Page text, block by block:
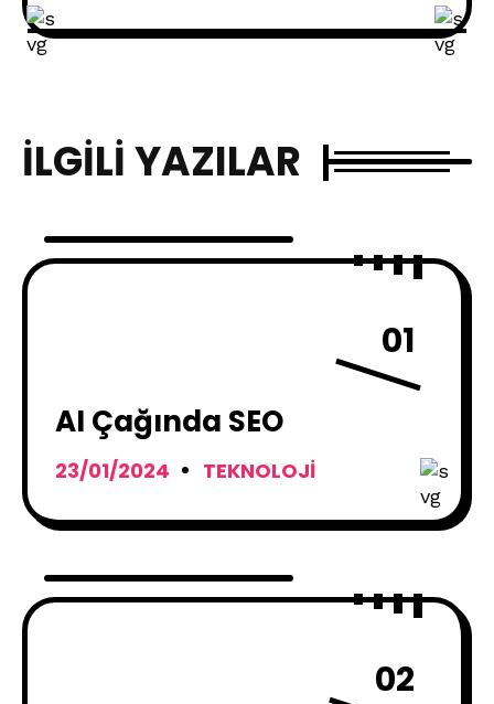
İLGILI YAZILAR
01
AI Çağında SEO
23/01/2024 TEKNOLOJI
02